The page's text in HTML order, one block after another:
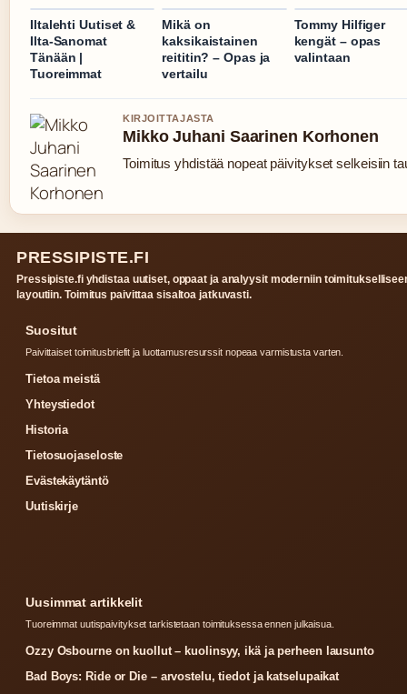
Iltalehti Uutiset &
Ilta-Sanomat
Tänään |
Tuoreimmat
Mikä on
kaksikaistainen
reititin? – Opas ja
vertailu
Tommy Hilfiger
kengät – opas
valintaan
KIRJOITTAJASTA
Mikko Juhani Saarinen Korhonen
Toimitus yhdistää nopeat päivitykset selkeisiin
PRESSIPISTE.FI
Pressipiste.fi yhdistaa uutiset, oppaat ja analyysit moderniin
layoutiin. Toimitus paivittaa sisaltoa jatkuvasti.
Suositut
Paivittaiset toimitusbriefit ja luottamusresurssit nopeaa varmistusta varten.
Tietoa meistä
Yhteystiedot
Historia
Tietosuojaseloste
Evästekäytäntö
Uutiskirje
Uusimmat artikkelit
Tuoreimmat uutispaivitykset tarkistetaan toimituksessa ennen julkaisua.
Ozzy Osbourne on kuollut – kuolinsyy, ikä ja perheen lausunto
Bad Boys: Ride or Die – arvostelu, tiedot ja katselupaikat